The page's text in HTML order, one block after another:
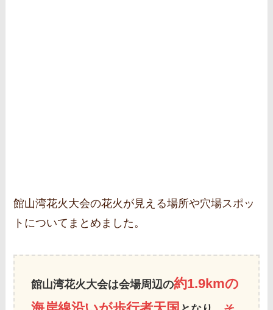
館山湾花火大会の花火が見える場所や穴場スポッ
トについてまとめました。
館山湾花火大会は会場周辺の約1.9kmの